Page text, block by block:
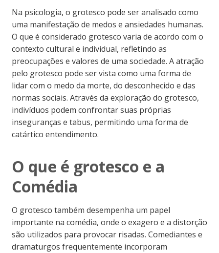
Na psicologia, o grotesco pode ser analisado como
uma manifestação de medos e ansiedades humanas.
O que é considerado grotesco varia de acordo com o
contexto cultural e individual, refletindo as
preocupações e valores de uma sociedade. A atração
pelo grotesco pode ser vista como uma forma de
lidar com o medo da morte, do desconhecido e das
normas sociais. Através da exploração do grotesco,
indivíduos podem confrontar suas próprias
inseguranças e tabus, permitindo uma forma de
catártico entendimento.
O que é grotesco e a
Comédia
O grotesco também desempenha um papel
importante na comédia, onde o exagero e a distorção
são utilizados para provocar risadas. Comediantes e
dramaturgos frequentemente incorporam